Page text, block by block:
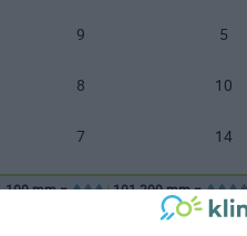
9 5
8 10
7 14
100 mm = |101-200 mm =